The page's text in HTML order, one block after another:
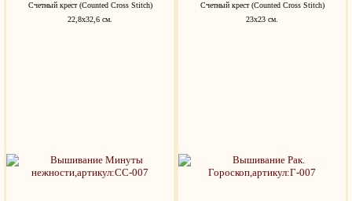
Счетный крест (Counted Cross Stitch)
22,8x32,6 см.
Счетный крест (Counted Cross Stitch)
23х23 см.